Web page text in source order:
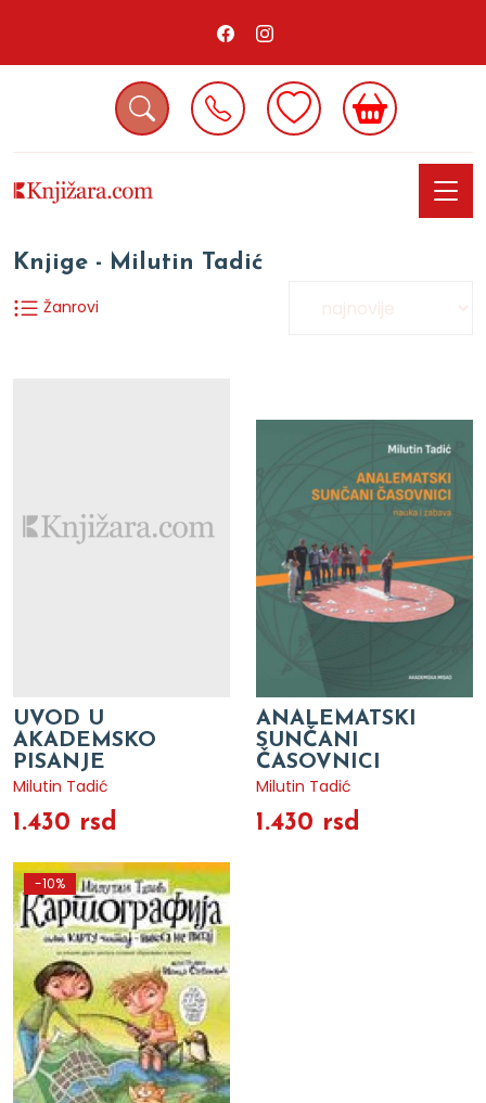
Knjige - Milutin Tadić
Žanrovi
UVOD U
AKADEMSKO
PISANJE
Milutin Tadić
1.430 rsd
ANALEMATSKI
SUNČANI
ČASOVNICI
Milutin Tadić
1.430 rsd
-10%